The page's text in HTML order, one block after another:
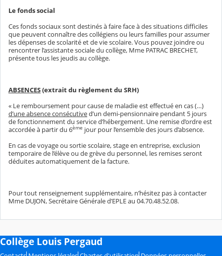
Le fonds social
Ces fonds sociaux sont destinés à faire face à des situations difficiles
que peuvent connaître des collégiens ou leurs familles pour assumer
les dépenses de scolarité et de vie scolaire. Vous pouvez joindre ou
rencontrer l’assistante sociale du collège, Mme PATRAC BRECHET,
présente tous les jeudis au collège.
ABSENCES(extrait du règlement du SRH)
« Le remboursement pour cause de maladie est effectué en cas (…)
d’une absence consécutived’un demi-pensionnaire pendant 5 jours
de fonctionnement du service d’hébergement. Une remise d’ordre est
accordée à partir du 6ème jour pour l’ensemble des jours d’absence.
En cas de voyage ou sortie scolaire, stage en entreprise, exclusion
temporaire de l’élève ou de grève du personnel, les remises seront
déduites automatiquement de la facture.
Pour tout renseignement supplémentaire, n’hésitez pas à contacter
Mme DUJON, Secrétaire Générale d’EPLE au 04.70.48.52.08.
Collège Louis Pergaud